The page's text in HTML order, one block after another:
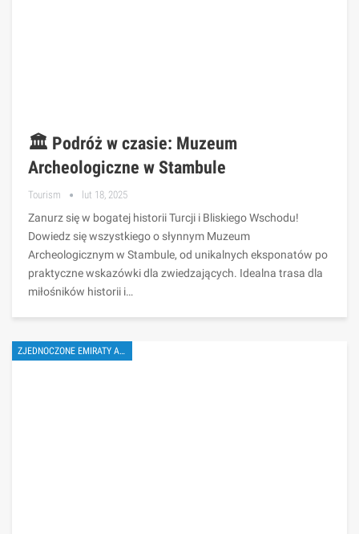
🏛️ Podróż w czasie: Muzeum
Archeologiczne w Stambule
Tourism lut 18, 2025
Zanurz się w bogatej historii Turcji i Bliskiego Wschodu!
Dowiedz się wszystkiego o słynnym Muzeum
Archeologicznym w Stambule, od unikalnych eksponatów po
praktyczne wskazówki dla zwiedzających. Idealna trasa dla
miłośników historii i…
ZJEDNOCZONE EMIRATY ARABSKIE